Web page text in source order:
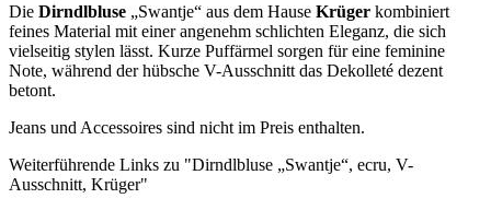
Die Dirndlbluse „Swantje“ aus dem Hause Krüger kombiniert
feines Material mit einer angenehm schlichten Eleganz, die sich
vielseitig stylen lässt. Kurze Puffärmel sorgen für eine feminine
Note, während der hübsche V-Ausschnitt das Dekolleté dezent
betont.
Jeans und Accessoires sind nicht im Preis enthalten.
Weiterführende Links zu "Dirndlbluse „Swantje“, ecru, V-
Ausschnitt, Krüger"